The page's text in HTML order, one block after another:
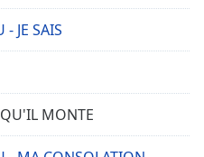
JE SAIS
MONTE